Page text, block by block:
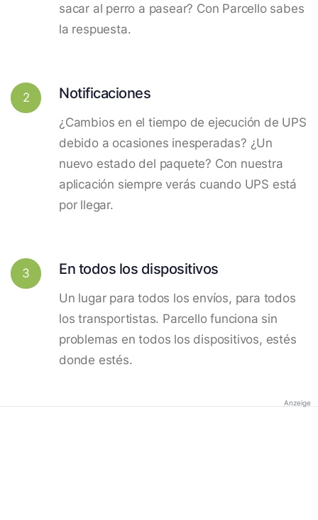
sacar al perro a pasear? Con Parcello sabes
la respuesta.
2 Notificaciones
¿Cambios en el tiempo de ejecución de UPS
debido a ocasiones inesperadas? ¿Un
nuevo estado del paquete? Con nuestra
aplicación siempre verás cuando UPS está
por llegar.
3 En todos los dispositivos
Un lugar para todos los envíos, para todos
los transportistas. Parcello funciona sin
problemas en todos los dispositivos, estés
donde estés.
Anzeige